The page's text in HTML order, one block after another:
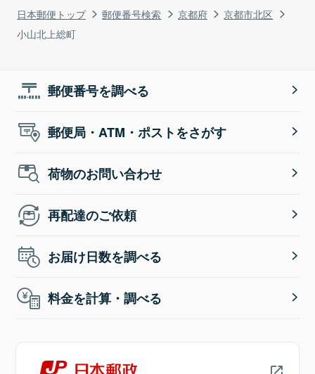
日本郵便トップ 郵便番号検索 京都府
京都市北区
小山北上総町
郵便番号を調べる
郵便局・ATM・ポストをさがす
荷物のお問い合わせ
再配達のご依頼
お届け日数を調べる
料金を計算・調べる